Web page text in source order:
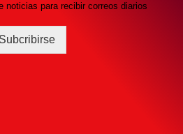
noticias para recibir correos diarios
Subcribirse